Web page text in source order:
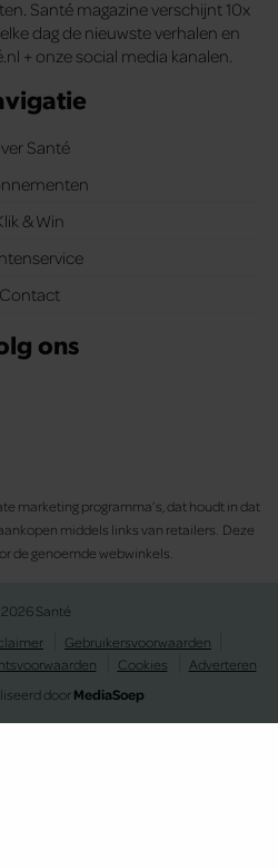
Santé magazine verschijnt 10x
dag de nieuwste verhalen en
+ onze social media kanalen.
Santé
& Win
Contact
ons
marketing programma’s, dat houdt in dat
middels links van retailers. Deze
de genoemde webwinkels.
Santé
Gebruikersvoorwaarden
Cookies
Adverteren
doorMediaSoep